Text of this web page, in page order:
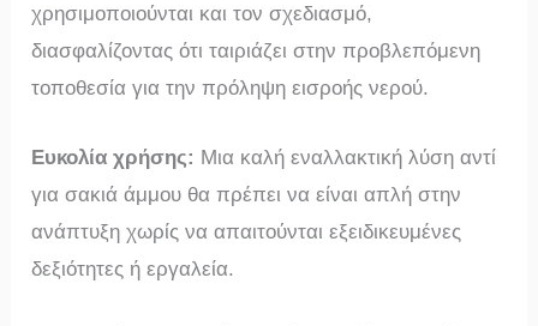
χρησιμοποιούνται και τον σχεδιασμό,
διασφαλίζοντας ότι ταιριάζει στην προβλεπόμενη
τοποθεσία για την πρόληψη εισροής νερού.
Ευκολία χρήσης: Μια καλή εναλλακτική λύση αντί
για σακιά άμμου θα πρέπει να είναι απλή στην
ανάπτυξη χωρίς να απαιτούνται εξειδικευμένες
δεξιότητες ή εργαλεία.